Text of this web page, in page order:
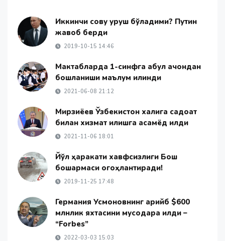
Иккинчи совуқ уруш бўладими? Путин
жавоб берди
2019-10-15 14:46
Мактабларда 1-синфга қабул қачондан
бошланиши маълум қилинди
2021-06-08 21:12
Мирзиёев Ўзбекистон халқига садоқат
билан хизмат қилишга қасамёд қилди
2021-11-06 18:01
Йўл ҳаракати хавфсизлиги Бош
бошқармаси огоҳлантиради!
2019-11-25 17:48
Германия Усмоновнинг қарийб $600
млнлик яхтасини мусодара қилди –
“Forbes”
2022-03-03 15:03